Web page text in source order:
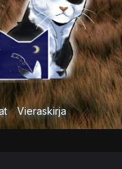
Vieraskirja